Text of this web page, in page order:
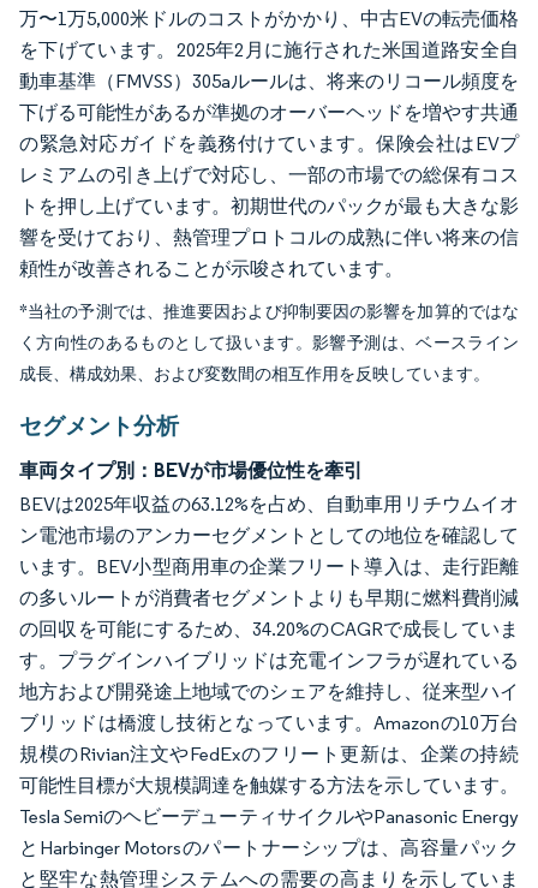
万〜1万5,000米ドルのコストがかかり、中古EVの転売価格
を下げています。2025年2月に施行された米国道路安全自
動車基準（FMVSS）305aルールは、将来のリコール頻度を
下げる可能性があるが準拠のオーバーヘッドを増やす共通
の緊急対応ガイドを義務付けています。保険会社はEVプ
レミアムの引き上げで対応し、一部の市場での総保有コス
トを押し上げています。初期世代のパックが最も大きな影
響を受けており、熱管理プロトコルの成熟に伴い将来の信
頼性が改善されることが示唆されています。
*当社の予測では、推進要因および抑制要因の影響を加算的ではな
く方向性のあるものとして扱います。影響予測は、ベースライン
成長、構成効果、および変数間の相互作用を反映しています。
セグメント分析
車両タイプ別：BEVが市場優位性を牽引
BEVは2025年収益の63.12%を占め、自動車用リチウムイオ
ン電池市場のアンカーセグメントとしての地位を確認して
います。BEV小型商用車の企業フリート導入は、走行距離
の多いルートが消費者セグメントよりも早期に燃料費削減
の回収を可能にするため、34.20%のCAGRで成長していま
す。プラグインハイブリッドは充電インフラが遅れている
地方および開発途上地域でのシェアを維持し、従来型ハイ
ブリッドは橋渡し技術となっています。Amazonの10万台
規模のRivian注文やFedExのフリート更新は、企業の持続
可能性目標が大規模調達を触媒する方法を示しています。
Tesla SemiのヘビーデューティサイクルやPanasonic Energy
とHarbinger Motorsのパートナーシップは、高容量パック
と堅牢な熱管理システムへの需要の高まりを示していま